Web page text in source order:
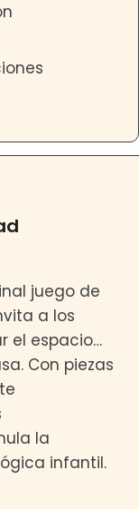
juego de
a los
el espacio…
Con piezas
la
infantil.